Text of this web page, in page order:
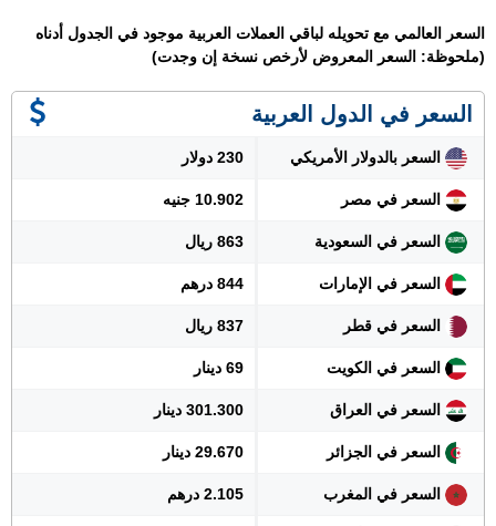
السعر العالمي مع تحويله لباقي العملات العربية موجود في الجدول أدناه
(ملحوظة: السعر المعروض لأرخص نسخة إن وجدت)
السعر في الدول العربية
السعر بالدولار الأمريكي 230 دولار
السعر في مصر 10.902 جنيه
السعر في السعودية 863 ريال
السعر في الإمارات 844 درهم
السعر في قطر 837 ريال
السعر في الكويت 69 دينار
السعر في العراق 301.300 دينار
السعر في الجزائر 29.670 دينار
السعر في المغرب 2.105 درهم